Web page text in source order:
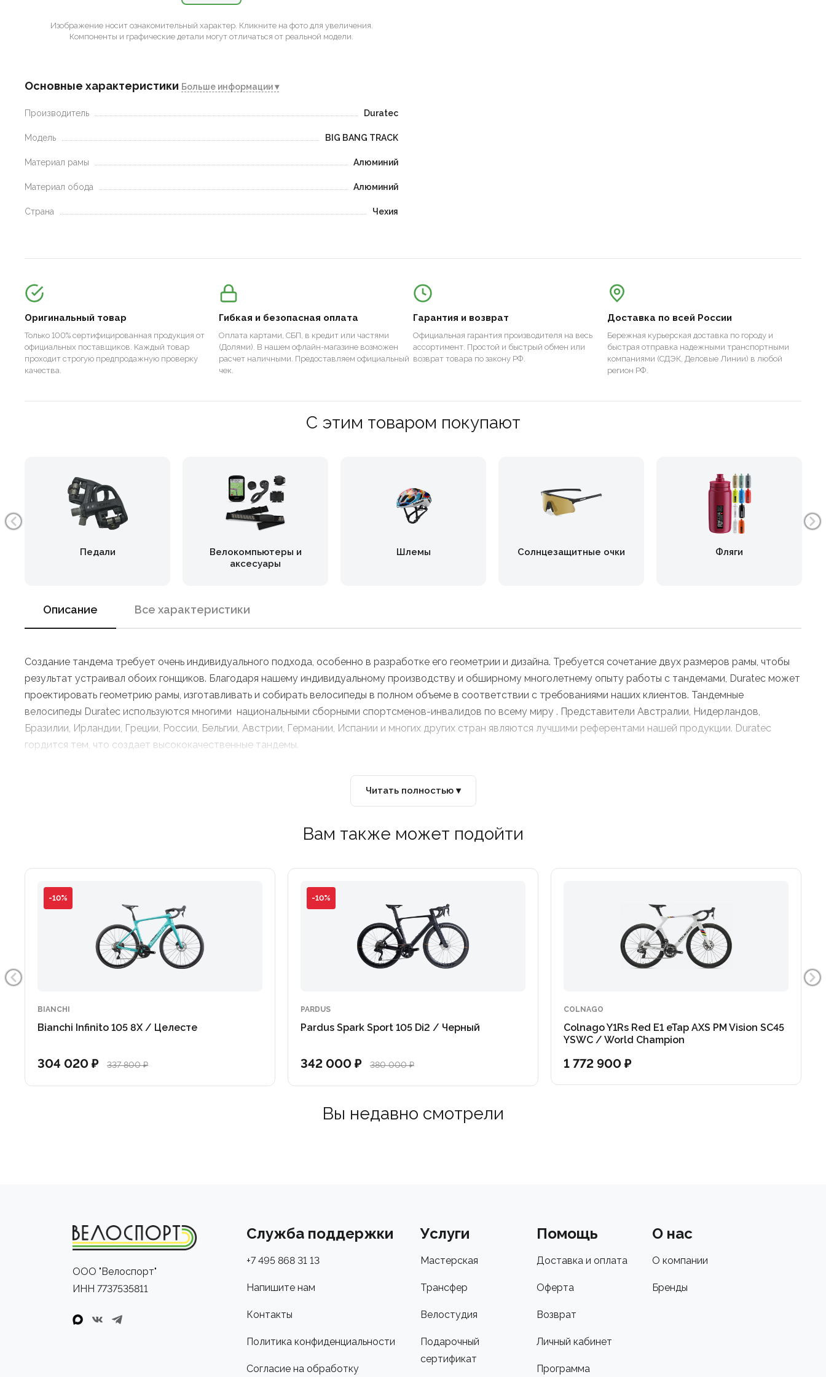
Изображение носит ознакомительный характер. Кликните на фото для увеличения.
Компоненты и графические детали могут отличаться от реальной модели.
Основные характеристики Больше информации ▾
Производитель Duratec
Модель BIG BANG TRACK
Материал рамы Алюминий
Материал обода Алюминий
Страна Чехия
Оригинальный товар
Только 100% сертифицированная продукция от
официальных поставщиков. Каждый товар
проходит строгую предпродажную проверку
качества.
Гибкая и безопасная оплата
Оплата картами, СБП, в кредит или частями
(Долями). В нашем офлайн-магазине возможен
расчет наличными. Предоставляем официальный
чек.
Гарантия и возврат
Официальная гарантия производителя на весь
ассортимент. Простой и быстрый обмен или
возврат товара по закону РФ.
Доставка по всей России
Бережная курьерская доставка по городу и
быстрая отправка надежными транспортными
компаниями (СДЭК, Деловые Линии) в любой
регион РФ.
С этим товаром покупают
Педали
Велокомпьютеры и
аксесуары
Шлемы Солнцезащитные очки Фляги
Описание Все характеристики
Создание тандема требует очень индивидуального подхода, особенно в разработке его геометрии и дизайна. Требуется сочетание двух размеров рамы, чтобы
результат устраивал обоих гонщиков. Благодаря нашему индивидуальному производству и обширному многолетнему опыту работы с тандемами, Duratec может
проектировать геометрию рамы, изготавливать и собирать велосипеды в полном объеме в соответствии с требованиями наших клиентов. Тандемные
велосипеды Duratec используются многими национальными сборными спортсменов-инвалидов по всему миру . Представители Австралии, Нидерландов,
Бразилии, Ирландии, Греции, России, Бельгии, Австрии, Германии, Испании и многих других стран являются лучшими референтами нашей продукции. Duratec
гордится тем, что создает высококачественные тандемы.
Читать полностью ▾
Вам также может подойти
-10%
BIANCHI
Bianchi Infinito 105 8X / Целесте
304 020 ₽ 337 800 ₽
-10%
PARDUS
Pardus Spark Sport 105 Di2 / Черный
342 000 ₽ 380 000 ₽
COLNAGO
Colnago Y1Rs Red E1 eTap AXS PM Vision SC45
YSWC / World Champion
1 772 900 ₽
Вы недавно смотрели
ООО "Велоспорт"
ИНН 7737535811
Служба поддержки
+7 495 868 31 13
Напишите нам
Контакты
Политика конфиденциальности
Согласие на обработку
Услуги
Мастерская
Трансфер
Велостудия
Подарочный
сертификат
Помощь
Доставка и оплата
Оферта
Возврат
Личный кабинет
Программа
О нас
О компании
Бренды